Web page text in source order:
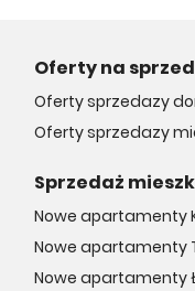
Oferty na
Oferty sprzedazy
Oferty sprzedazy
Sprzedaż
Nowe apartamenty
Nowe apartamenty
Nowe apartamenty